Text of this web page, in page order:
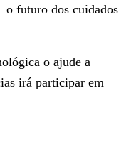
o futuro dos cuidados
o ajude a
irá participar em